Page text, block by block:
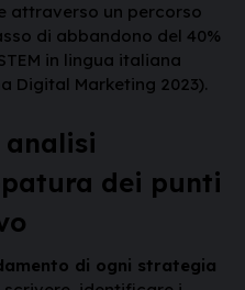
attraverso un percorso
di abbandono del 40%
in lingua italiana
Digital Marketing 2023).
analisi
dei punti
di ogni strategia